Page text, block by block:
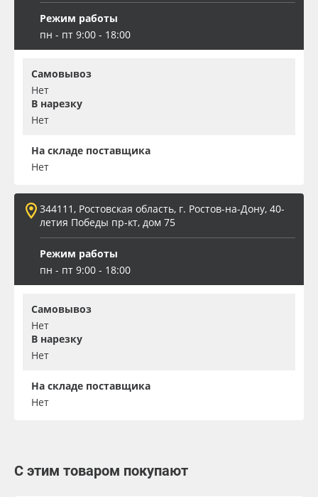
Режим работы
пн - пт 9:00 - 18:00
Самовывоз
Нет
В нарезку
Нет
На складе поставщика
Нет
344111, Ростовская область, г. Ростов-на-Дону, 40-
летия Победы пр-кт, дом 75
Режим работы
пн - пт 9:00 - 18:00
Самовывоз
Нет
В нарезку
Нет
На складе поставщика
Нет
С этим товаром покупают